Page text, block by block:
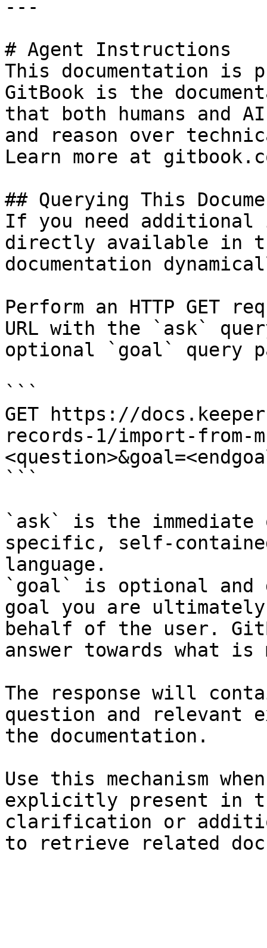
---
# Agent Instructions
This documentation is
GitBook is the
that both humans and
and reason over
Learn more at
## Querying This
If you need
directly available in
documentation
Perform an HTTP GET
URL with the `ask`
optional `goal` query
```
GET https://
records-1/import-from-
```
`ask` is the
specific, self-
language.
`goal` is optional and
goal you are
behalf of the user.
answer towards what
The response will
question and relevant
the documentation.
Use this mechanism
explicitly present in
clarification or